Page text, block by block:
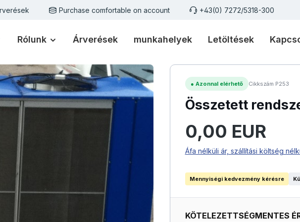
Purchase comfortable on account +43(0) 7272/5318-300
Rólunk Árverések munkahelyek Letöltések
● Azonnal elérhető Cikkszám P253
Összetett
Normál ár:
0,00 EUR
Áfa nélküli ár, szállítási költség
Mennyiségi kedvezmény kérésre
KÖTELEZETTSÉGMENTES